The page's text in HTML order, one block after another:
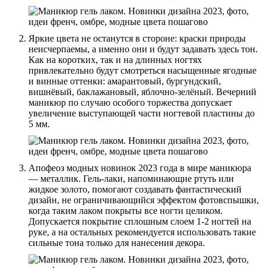
Яркие цвета не останутся в стороне: краски природы
неисчерпаемы, а именно они и будут задавать здесь тон.
Как на коротких, так и на длинных ногтях
привлекательно будут смотреться насыщенные ягодные
и винные оттенки: амарантовый, бургундский,
вишнёвый, баклажановый, яблочно-зелёный. Вечерний
маникюр по случаю особого торжества допускает
увеличение выступающей части ногтевой пластины до
5 мм.
Апофеоз модных новинок 2023 года в мире маникюра
— металлик. Гель-лаки, напоминающие ртуть или
жидкое золото, помогают создавать фантастический
дизайн, не ограничивающийся эффектом фотовспышки,
когда таким лаком покрыты все ногти целиком.
Допускается покрытие сплошным слоем 1-2 ногтей на
руке, а на остальных рекомендуется использовать такие
сильные тона только для нанесения декора.